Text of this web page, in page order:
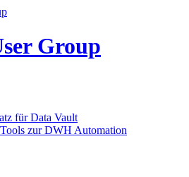
Group
für Data Vault
zur DWH Automation